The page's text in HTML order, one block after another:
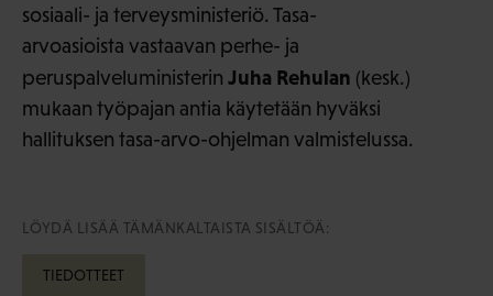
sosiaali- ja terveysministeriö. Tasa-
arvoasioista vastaavan perhe- ja
peruspalveluministerin Juha Rehulan (kesk.)
mukaan työpajan antia käytetään hyväksi
hallituksen tasa-arvo-ohjelman valmistelussa.
LÖYDÄ LISÄÄ TÄMÄNKALTAISTA SISÄLTÖÄ:
TIEDOTTEET